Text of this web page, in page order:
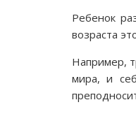
Ребенок
возраста
Например,
мира, и